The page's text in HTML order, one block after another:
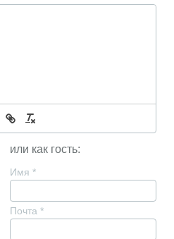
или как гость:
Имя *
Почта *